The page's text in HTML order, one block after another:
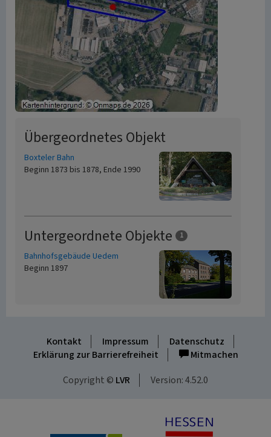
Übergeordnetes Objekt
Boxteler Bahn
Beginn 1873 bis 1878, Ende 1990
Untergeordnete Objekte 1
Bahnhofsgebäude Uedem
Beginn 1897
Kontakt Impressum
Datenschutz
Erklärung zur Barrierefreiheit
Mitmachen
Copyright © LVR Version: 4.52.0